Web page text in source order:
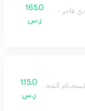
فاخر - ربع تولة165.0
ر.س
الشخصي وللمناسبات
115.0
ر.س